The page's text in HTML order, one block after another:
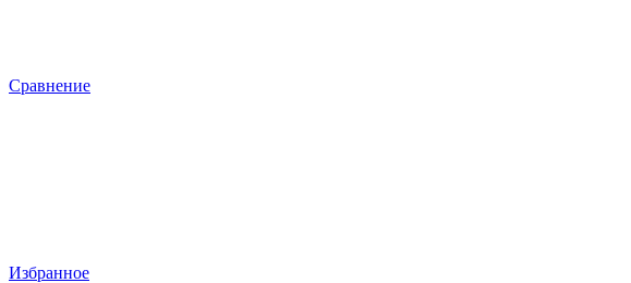
Сравнение
Избранное